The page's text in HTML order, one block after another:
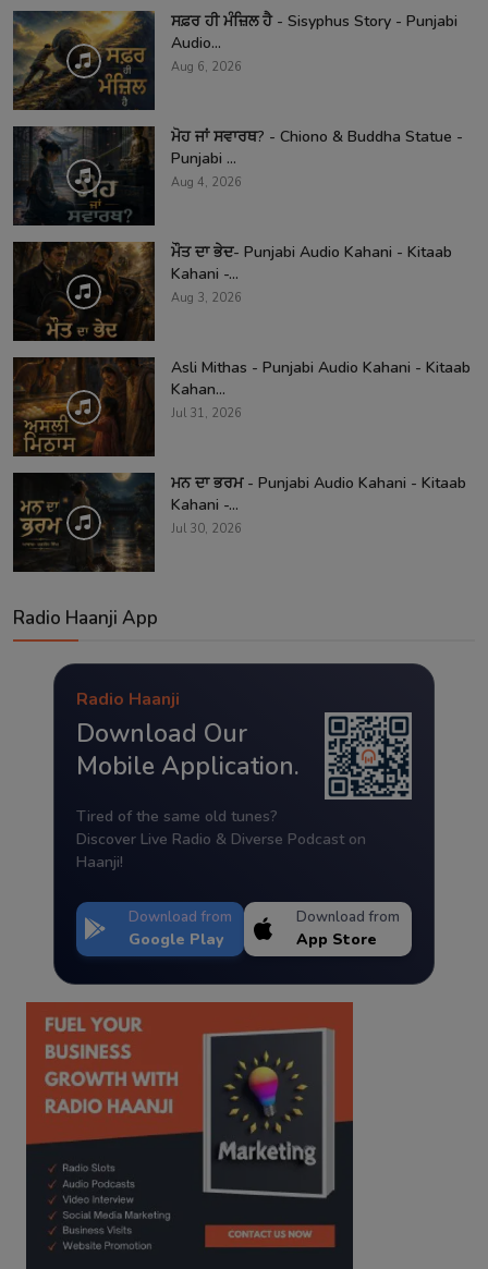
ਸਫ਼ਰ ਹੀ ਮੰਜ਼ਿਲ ਹੈ - Sisyphus Story - Punjabi
Audio...
Aug 6, 2026
ਮੋਹ ਜਾਂ ਸਵਾਰਥ? - Chiono & Buddha Statue -
Punjabi ...
Aug 4, 2026
ਮੌਤ ਦਾ ਭੇਦ- Punjabi Audio Kahani - Kitaab
Kahani -...
Aug 3, 2026
Asli Mithas - Punjabi Audio Kahani - Kitaab
Kahan...
Jul 31, 2026
ਮਨ ਦਾ ਭਰਮ - Punjabi Audio Kahani - Kitaab
Kahani -...
Jul 30, 2026
Radio Haanji App
Radio Haanji
Download Our
Mobile Application.
Tired of the same old tunes?
Discover Live Radio & Diverse Podcast on
Haanji!
Download from
Google Play
Download from
App Store